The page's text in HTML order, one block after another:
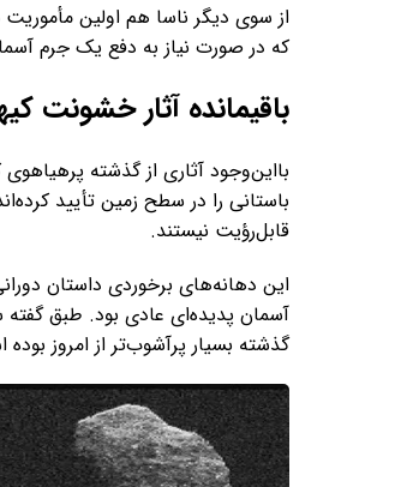
از سوی دیگر ناسا هم اولین مأموریت
که در صورت نیاز به دفع یک جرم
باقیمانده آثار خشونت
باستانی را در سطح زمین تأیید
قابل‌رؤیت نیستند.
این دهانه‌های برخوردی داستان
آسمان پدیده‌ای عادی بود. طبق گفته
گذشته بسیار پرآشوب‌تر از امروز